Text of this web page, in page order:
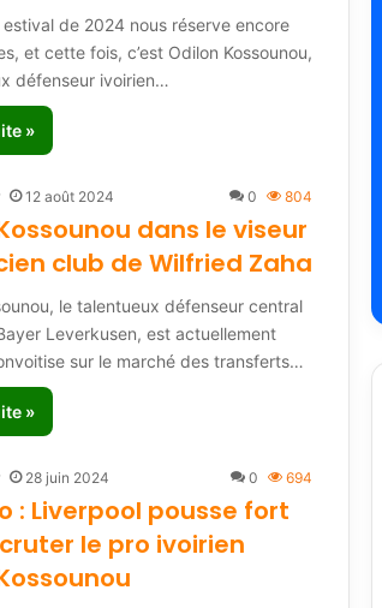
de 2024 nous réserve encore
et cette fois, c’est Odilon Kossounou,
défenseur ivoirien…
»
12 août 2024 0 804
dans le viseur
club de Wilfried Zaha
le talentueux défenseur central
Leverkusen, est actuellement
sur le marché des transferts…
»
28 juin 2024 0 694
: Liverpool pousse fort
le pro ivoirien